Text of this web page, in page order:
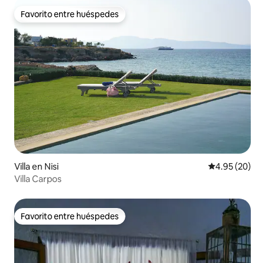
Favorito entre huéspedes
Favorito entre huéspedes
Villa en Nisi Calificación
4.95 (20)
Villa Carpos
Favorito entre huéspedes
Favorito entre huéspedes